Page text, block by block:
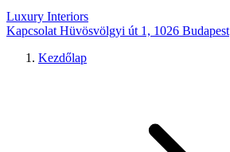
Luxury Interiors
Kapcsolat Hüvösvölgyi út 1, 1026 Budapest
Kezdőlap